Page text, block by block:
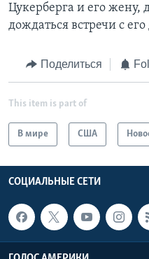
Цукерберга и его жену,
дождаться встречи с
Поделиться
This item is part of
В мире США
СОЦИАЛЬНЫЕ СЕТИ